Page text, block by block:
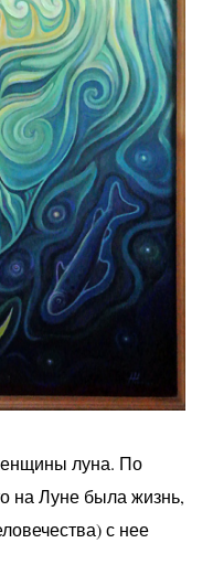
луна. По
на Луне была жизнь,
с нее